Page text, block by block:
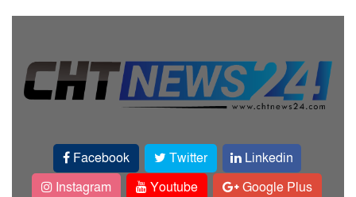
Facebook Twitter
Linkedin
Instagram
Youtube Google Plus